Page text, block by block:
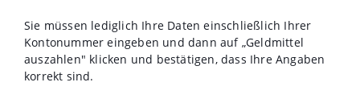
Sie müssen lediglich Ihre Daten einschließlich Ihrer
Kontonummer eingeben und dann auf „Geldmittel
auszahlen" klicken und bestätigen, dass Ihre Angaben
korrekt sind.